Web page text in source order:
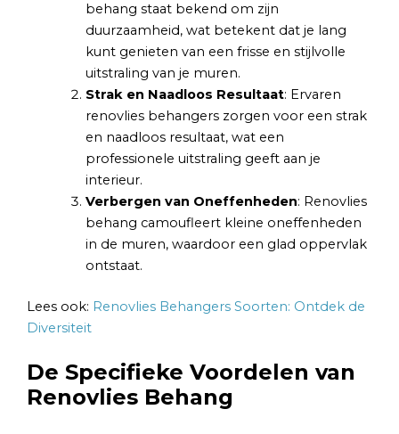
behang staat bekend om zijn
duurzaamheid, wat betekent dat je lang
kunt genieten van een frisse en stijlvolle
uitstraling van je muren.
Strak en Naadloos Resultaat: Ervaren
renovlies behangers zorgen voor een strak
en naadloos resultaat, wat een
professionele uitstraling geeft aan je
interieur.
Verbergen van Oneffenheden: Renovlies
behang camoufleert kleine oneffenheden
in de muren, waardoor een glad oppervlak
ontstaat.
Lees ook: Renovlies Behangers Soorten: Ontdek de
Diversiteit
De Specifieke Voordelen van
Renovlies Behang